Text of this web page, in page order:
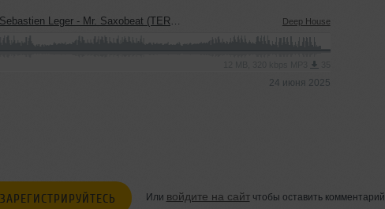
- Mr. Saxobeat (TERMIT & Yuliana 'Duel' Blend) Deep House
24 июня 2025
ЗАРЕГИСТРИРУЙТЕСЬ Или войдите на сайтчтобы оставить комментарий